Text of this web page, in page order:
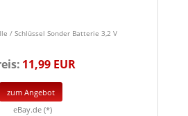
/ Schlüssel Sonder Batterie 3,2 V
11,99 EUR
zum Angebot
eBay.de (*)